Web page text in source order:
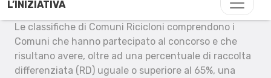
L’INIZIATIVA
Le classifiche di Comuni Ricicloni comprendono i
Comuni che hanno partecipato al concorso e che
risultano avere, oltre ad una percentuale di raccolta
differenziata (RD) uguale o superiore al 65%, una